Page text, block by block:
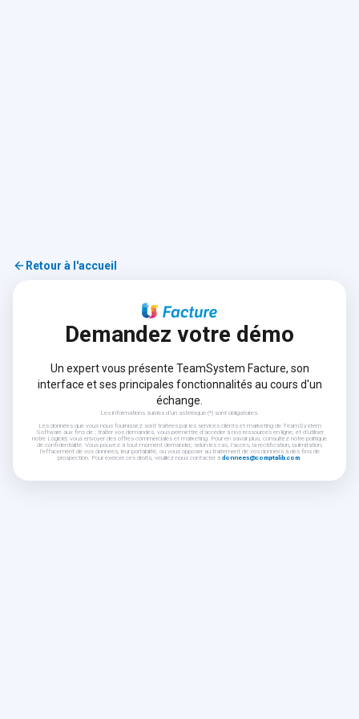
Retour à l'accueil
Demandez votre démo
Un expert vous présente TeamSystem Facture, son
interface et ses principales fonctionnalités au cours d'un
échange.
Les informations suivies d’un astérisque (*) sont obligatoires.
Les données que vous nous fournissez sont traitées par les services clients et marketing de TeamSystem
Software aux fins de : traiter vos demandes, vous permettre d’accéder à nos ressources en ligne, et d’utiliser
notre Logiciel; vous envoyer des offres commerciales et marketing. Pour en savoir plus, consultez notre politique
de confidentialité. Vous pouvez à tout moment demander, selon les cas, l’accès, la rectification, la limitation,
l’effacement de vos données, leur portabilité, ou vous opposer au traitement de vos données à des fins de
prospection. Pour exercer ces droits, veuillez nous contacter à donnees@comptalib.com